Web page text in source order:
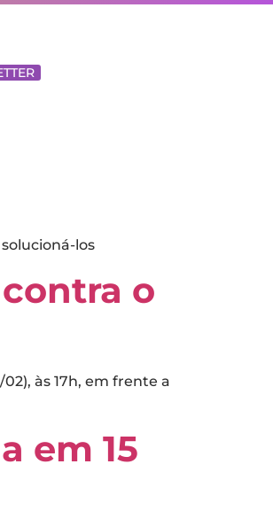
los
o
às 17h, em frente a
em 15